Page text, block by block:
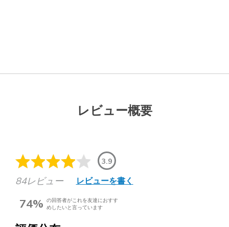
レビュー概要
3.9
84レビュー レビューを書く
74% の回答者がこれを友達におすす
めしたいと言っています